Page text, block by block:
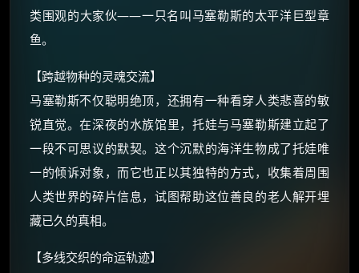
类围观的大家伙——一只名叫马塞勒斯的太平洋巨型章
鱼。
【跨越物种的灵魂交流】
马塞勒斯不仅聪明绝顶，还拥有一种看穿人类悲喜的敏
锐直觉。在深夜的水族馆里，托娃与马塞勒斯建立起了
一段不可思议的默契。这个沉默的海洋生物成了托娃唯
一的倾诉对象，而它也正以其独特的方式，收集着周围
人类世界的碎片信息，试图帮助这位善良的老人解开埋
藏已久的真相。
【多线交织的命运轨迹】
如夸克12个月送14天 最低75元！
优惠券、活动红包，每日可领。
⚡ 前往【大淘客】领红包
☕ 海外大侠？通过 Ko-fi 赐茶